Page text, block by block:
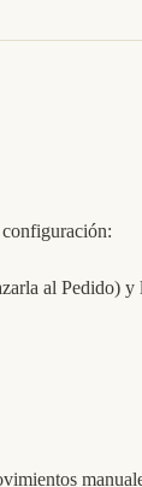
al Pedido) y